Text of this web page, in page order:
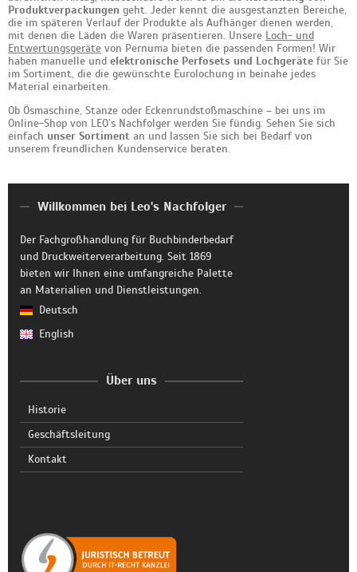
Produktverpackungen geht. Jeder kennt die ausgestanzten Bereiche,
die im späteren Verlauf der Produkte als Aufhänger dienen werden,
mit denen die Läden die Waren präsentieren. Unsere Loch- und
Entwertungsgeräte von Pernuma bieten die passenden Formen! Wir
haben manuelle und elektronische Perfosets und Lochgeräte für Sie
im Sortiment, die die gewünschte Eurolochung in beinahe jedes
Material einarbeiten.
Ob Ösmaschine, Stanze oder Eckenrundstoßmaschine – bei uns im
Online-Shop von LEO’s Nachfolger werden Sie fündig. Sehen Sie sich
einfach unser Sortiment an und lassen Sie sich bei Bedarf von
unserem freundlichen Kundenservice beraten.
Willkommen bei Leo's Nachfolger
Der Fachgroßhandlung für Buchbinderbedarf
und Druckweiterverarbeitung. Seit 1869
bieten wir Ihnen eine umfangreiche Palette
an Materialien und Dienstleistungen.
Deutsch
English
Über uns
Historie
Geschäftsleitung
Kontakt